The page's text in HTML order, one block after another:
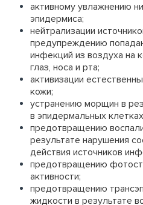
активному увлажнению
эпидермиса;
нейтрализации
предупреждению
инфекций из воздуха на
глаз, носа и рта;
активизации
кожи;
устранению морщин в
в эпидермальных
предотвращению
результате нарушения
действия источников
предотвращению
активности;
предотвращению
жидкости в результате